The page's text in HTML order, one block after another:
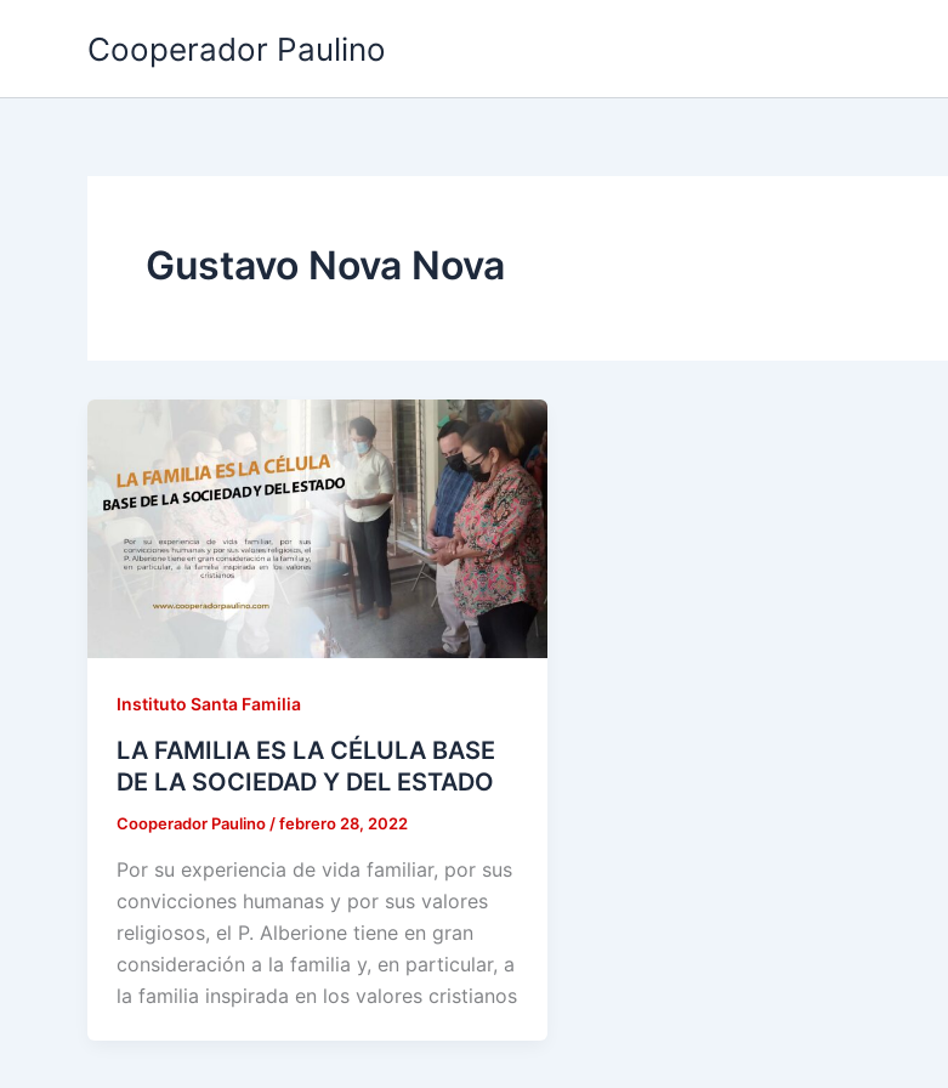
Cooperador Paulino
Gustavo Nova Nova
Instituto Santa Familia
LA FAMILIA ES LA CÉLULA BASE
DE LA SOCIEDAD Y DEL ESTADO
Cooperador Paulino /febrero 28, 2022
Por su experiencia de vida familiar, por sus
convicciones humanas y por sus valores
religiosos, el P. Alberione tiene en gran
consideración a la familia y, en particular, a
la familia inspirada en los valores cristianos